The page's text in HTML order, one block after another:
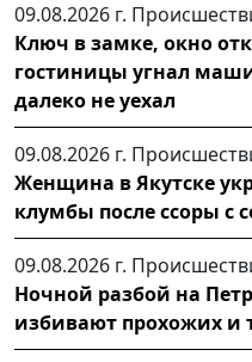
09.08.2026 г.
Ключ в замке, окно
гостиницы угнал
далеко не уехал
09.08.2026 г.
Женщина в Якутске
клумбы после ссоры с
09.08.2026 г.
Ночной разбой на
избивают прохожих и